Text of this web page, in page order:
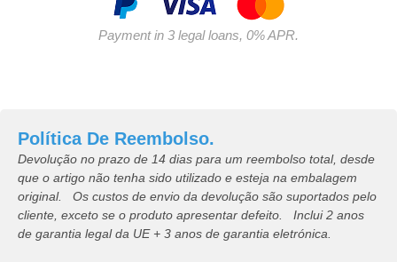
Payment in 3 legal loans, 0% APR.
Política De Reembolso.
Devolução no prazo de 14 dias para um reembolso total, desde
que o artigo não tenha sido utilizado e esteja na embalagem
original. Os custos de envio da devolução são suportados pelo
cliente, exceto se o produto apresentar defeito. Inclui 2 anos
de garantia legal da UE + 3 anos de garantia eletrónica.